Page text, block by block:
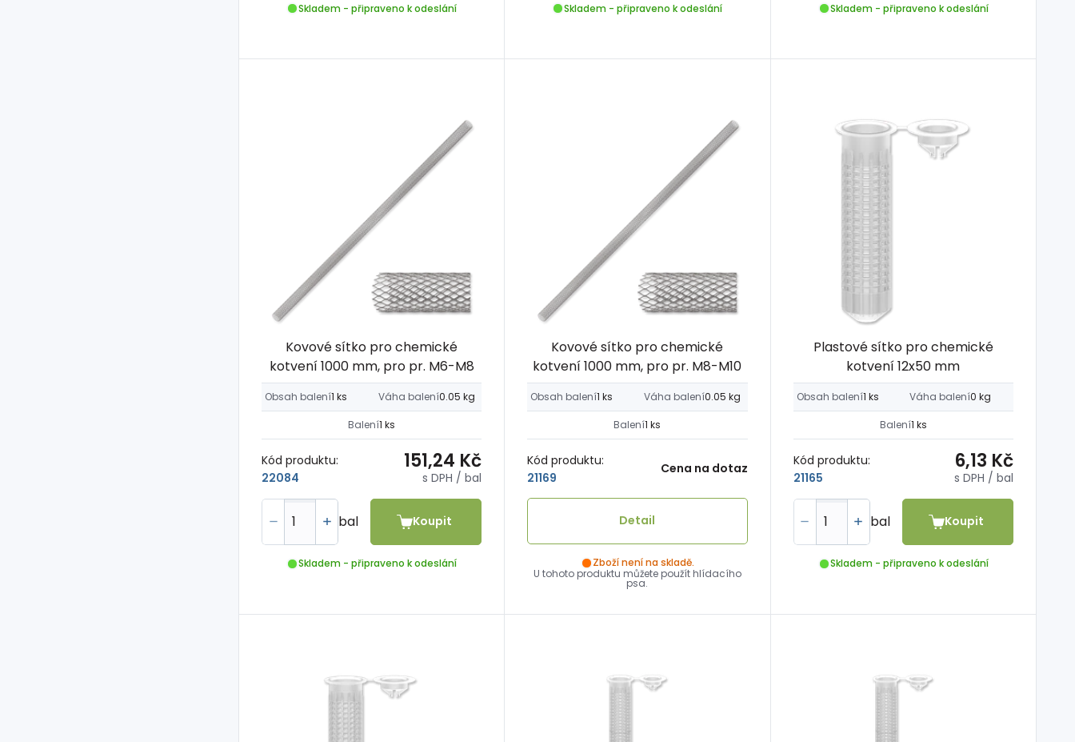
Skladem - připraveno k odeslání Skladem - připraveno k odeslání Skladem - připraveno k odeslání
Kovové sítko pro chemické
kotvení 1000 mm, pro pr. M6-M8
Obsah balení1 ks Váha balení0.05 kg
Balení1 ks
Kód produktu:
22084
151,24 Kč
s DPH / bal
bal Koupit
Skladem - připraveno k odeslání
Kovové sítko pro chemické
kotvení 1000 mm, pro pr. M8-M10
Obsah balení1 ks Váha balení0.05 kg
Balení1 ks
Kód produktu:
21169
Cena na dotaz
Detail
Zboží není na skladě.
U tohoto produktu můžete použít hlídacího
psa.
Plastové sítko pro chemické
kotvení 12x50 mm
Obsah balení1 ks Váha balení0 kg
Balení1 ks
Kód produktu:
21165
6,13 Kč
s DPH / bal
bal Koupit
Skladem - připraveno k odeslání